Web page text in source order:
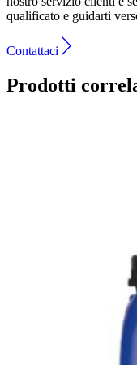
qualificato e guidarti
Contattaci
Prodotti